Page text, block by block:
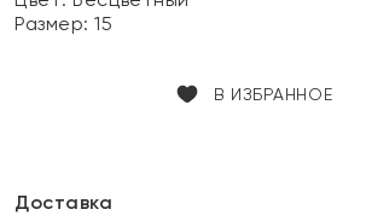
Размер:15
В ИЗБРАННОЕ
Доставка